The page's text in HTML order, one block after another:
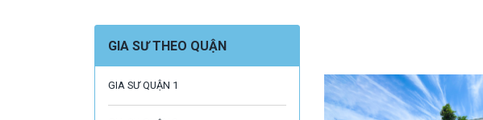
GIA SƯ THEO QUẬN
GIA SƯ QUẬN 1